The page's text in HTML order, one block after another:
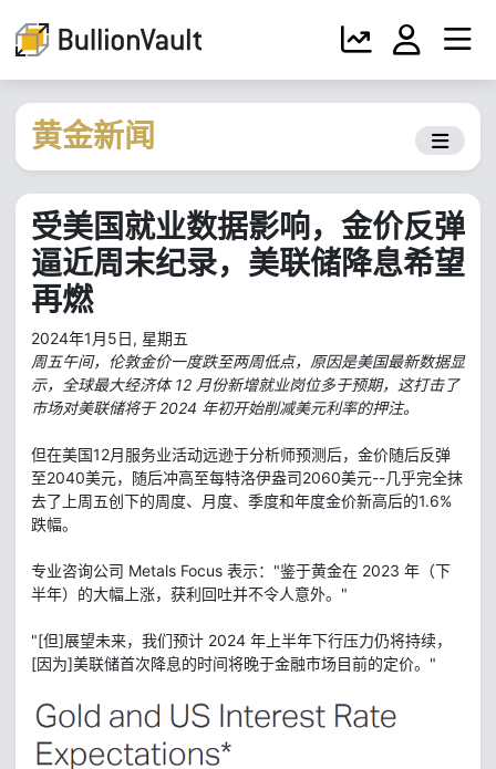
黄金新闻
受美国就业数据影响，金价反弹
逼近周末纪录，美联储降息希望
再燃
2024年1月5日, 星期五
周五午间，伦敦金价一度跌至两周低点，原因是美国最新数据显
示，全球最大经济体 12 月份新增就业岗位多于预期，这打击了
市场对美联储将于 2024 年初开始削减美元利率的押注。
但在美国12月服务业活动远逊于分析师预测后，金价随后反弹
至2040美元，随后冲高至每特洛伊盎司2060美元--几乎完全抹
去了上周五创下的周度、月度、季度和年度金价新高后的1.6%
跌幅。
专业咨询公司 Metals Focus 表示："鉴于黄金在 2023 年（下
半年）的大幅上涨，获利回吐并不令人意外。"
"[但]展望未来，我们预计 2024 年上半年下行压力仍将持续，
[因为]美联储首次降息的时间将晚于金融市场目前的定价。"